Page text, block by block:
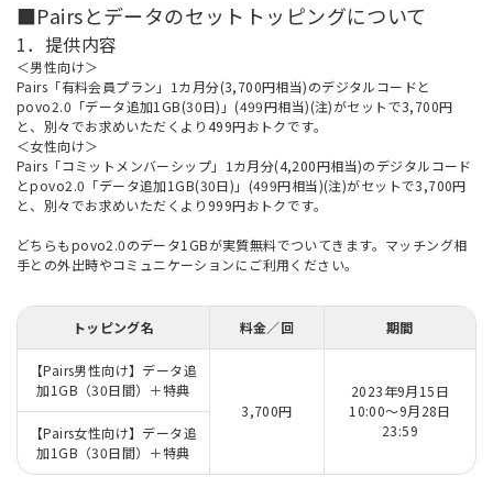
■Pairsとデータのセットトッピングについて
1．提供内容
＜男性向け＞
Pairs「有料会員プラン」1カ月分(3,700円相当)のデジタルコードと
povo2.0「データ追加1GB(30日)」(499円相当)(注)がセットで3,700円
と、別々でお求めいただくより499円おトクです。
＜女性向け＞
Pairs「コミットメンバーシップ」1カ月分(4,200円相当)のデジタルコード
とpovo2.0「データ追加1GB(30日)」(499円相当)(注)がセットで3,700円
と、別々でお求めいただくより999円おトクです。
どちらもpovo2.0のデータ1GBが実質無料でついてきます。マッチング相
手との外出時やコミュニケーションにご利用ください。
トッピング名 料金／回 期間
【Pairs男性向け】データ追
加1GB（30日間）＋特典
3,700円
2023年9月15日
10:00～9月28日
23:59
【Pairs女性向け】データ追
加1GB（30日間）＋特典